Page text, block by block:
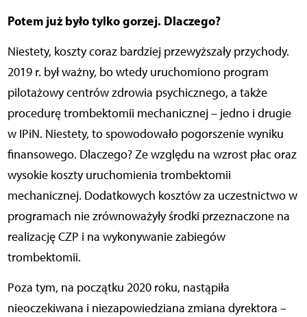
Potem już było tylko gorzej. Dlaczego?
Niestety, koszty coraz bardziej przewyższały przychody.
2019 r. był ważny, bo wtedy uruchomiono program
pilotażowy centrów zdrowia psychicznego, a także
procedurę trombektomii mechanicznej – jedno i drugie
w IPiN. Niestety, to spowodowało pogorszenie wyniku
finansowego. Dlaczego? Ze względu na wzrost płac oraz
wysokie koszty uruchomienia trombektomii
mechanicznej. Dodatkowych kosztów za uczestnictwo w
programach nie zrównoważyły środki przeznaczone na
realizację CZP i na wykonywanie zabiegów
trombektomii.
Poza tym, na początku 2020 roku, nastąpiła
nieoczekiwana i niezapowiedziana zmiana dyrektora –